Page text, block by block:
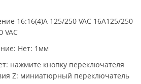
16:16(4)A 125/250 VAC 16A125/250
VAC
Нет: 1мм
нажмите кнопку переключателя
Z: миниатюрный переключатель